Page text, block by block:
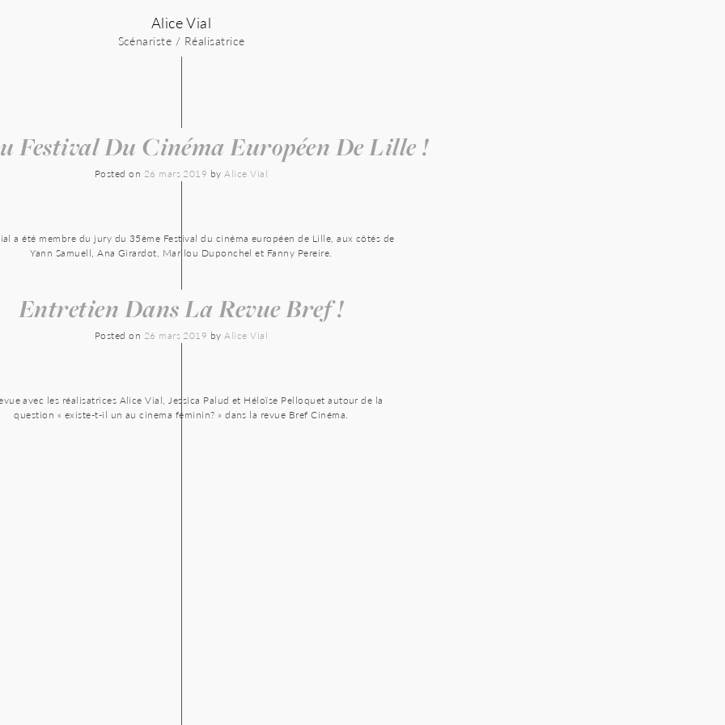
Alice Vial
Scénariste / Réalisatrice
Festival Du Cinéma Européen De Lille !
Posted on 26 mars 2019 byAlice Vial
a été membre du jury du 35ème Festival du cinéma européen de Lille, aux côtés de
Yann Samuell, Ana Girardot, Marilou Duponchel et Fanny Pereire.
Entretien Dans La Revue Bref !
Posted on 26 mars 2019 byAlice Vial
avec les réalisatrices Alice Vial, Jessica Palud et Héloïse Pelloquet autour de la
question « existe-t-il un au cinema féminin? » dans la revue Bref Cinéma.